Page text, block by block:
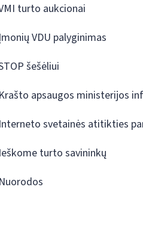
turto aukcionai
VDU palyginimas
šešėliui
Krašto apsaugos ministerijos
Interneto svetainės atitikties
Ieškome turto savininkų
Nuorodos